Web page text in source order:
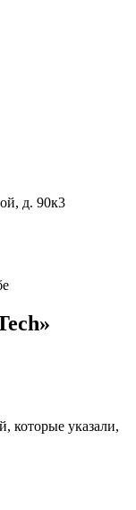
д. 90к3
которые указали,